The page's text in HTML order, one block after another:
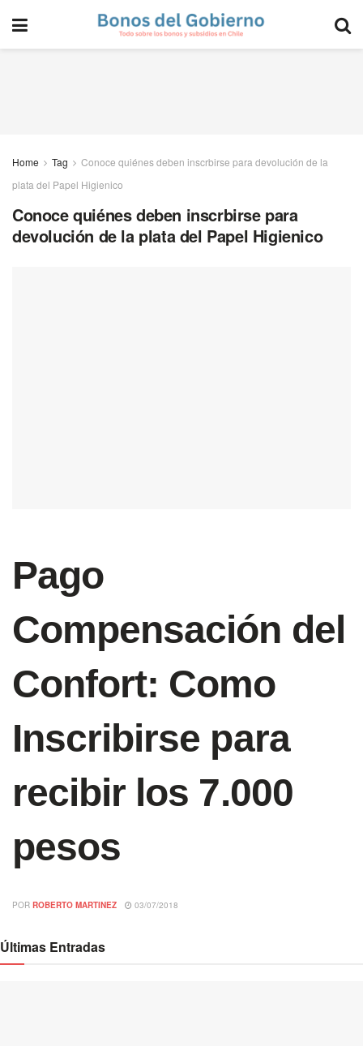
Home Tag
Conoce quiénes deben inscrbirse para devolución de la
plata del Papel Higienico
Conoce quiénes deben inscrbirse para
devolución de la plata del Papel Higienico
Pago
Compensación del
Confort: Como
Inscribirse para
recibir los 7.000
pesos
POR ROBERTO MARTINEZ 03/07/2018
Últimas Entradas